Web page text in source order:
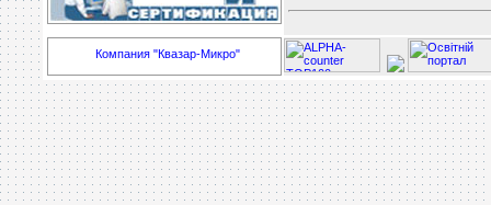
Компания "Квазар-Микро"